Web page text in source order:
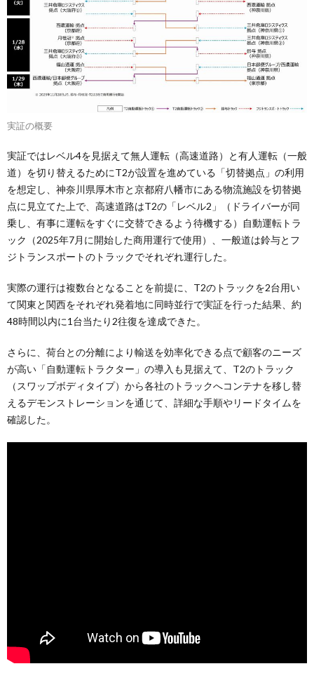
実証の概要
実証ではレベル4を見据えて無人運転（高速道路）と有人運転（一般
道）を切り替えるためにT2が設置を進めている「切替拠点」の利用
を想定し、神奈川県厚木市と京都府八幡市にある物流施設を切替拠
点に見立てた上で、高速道路はT2の「レベル2」（ドライバーが同
乗し、有事に運転をすぐに交替できるよう待機する）自動運転トラ
ック（2025年7月に開始した商用運行で使用）、一般道は鈴与とフ
ジトランスポートのトラックでそれぞれ運行した。
実際の運行は複数台となることを前提に、T2のトラックを2台用い
て関東と関西をそれぞれ発着地に同時並行で実証を行った結果、約
48時間以内に1台当たり2往復を達成できた。
さらに、荷台との分離により輸送を効率化できる点で顧客のニーズ
が高い「自動運転トラクター」の導入も見据えて、T2のトラック
（スワップボディタイプ）から各社のトラックへコンテナを移し替
えるデモンストレーションを通じて、詳細な手順やリードタイムを
確認した。